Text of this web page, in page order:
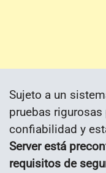
Sujeto a un
pruebas
confiabilidad y
Server está
requisitos de